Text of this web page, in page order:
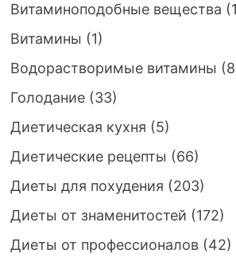
Витаминоподобные вещества
Витамины (1)
Водорастворимые витамины
Голодание(33)
Диетическая кухня (5)
Диетические рецепты (66)
Диеты для похудения (203)
Диеты от знаменитостей (172)
Диеты от профессионалов(42)